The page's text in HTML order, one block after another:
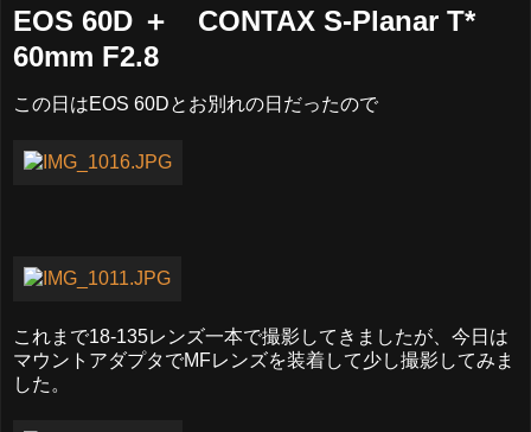
EOS 60D ＋ CONTAX S-Planar T*
60mm F2.8
この日はEOS 60Dとお別れの日だったので
これまで18-135レンズ一本で撮影してきましたが、今日は
マウントアダプタでMFレンズを装着して少し撮影してみま
した。